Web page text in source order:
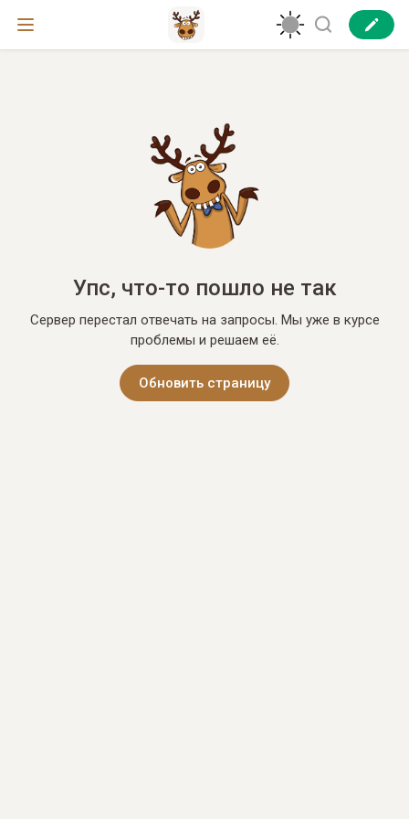
Упс, что-то пошло не так
Сервер перестал отвечать на запросы. Мы уже в курсе
проблемы и решаем её.
Обновить страницу